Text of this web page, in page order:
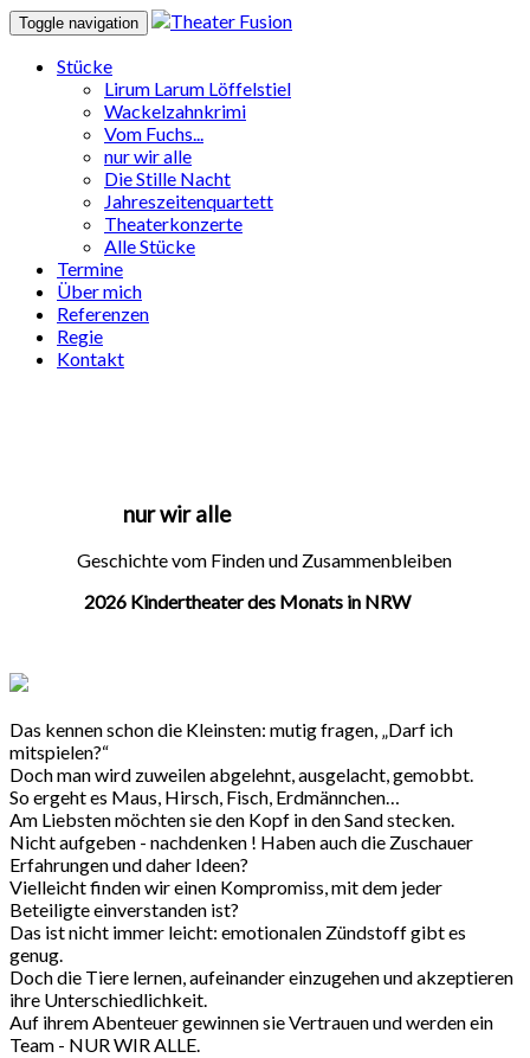
Toggle navigation
Stücke
Lirum Larum Löffelstiel
Wackelzahnkrimi
Vom Fuchs...
nur wir alle
Die Stille Nacht
Jahreszeitenquartett
Theaterkonzerte
Alle Stücke
Termine
Über mich
Referenzen
Regie
Kontakt
nur wir alle
Geschichte vom Finden und Zusammenbleiben
2026 Kindertheater des Monats in NRW
Das kennen schon die Kleinsten: mutig fragen, „Darf ich
mitspielen?“
Doch man wird zuweilen abgelehnt, ausgelacht, gemobbt.
So ergeht es Maus, Hirsch, Fisch, Erdmännchen…
Am Liebsten möchten sie den Kopf in den Sand stecken.
Nicht aufgeben - nachdenken ! Haben auch die Zuschauer
Erfahrungen und daher Ideen?
Vielleicht finden wir einen Kompromiss, mit dem jeder
Beteiligte einverstanden ist?
Das ist nicht immer leicht: emotionalen Zündstoff gibt es
genug.
Doch die Tiere lernen, aufeinander einzugehen und akzeptieren
ihre Unterschiedlichkeit.
Auf ihrem Abenteuer gewinnen sie Vertrauen und werden ein
Team - NUR WIR ALLE.